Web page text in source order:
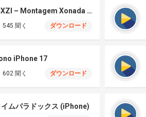
MXZI – Montagem Xonada (iPhone)
545 聞く ダウンロード
iPhone 17
602 聞く ダウンロード
イムパラドックス (iPhone)